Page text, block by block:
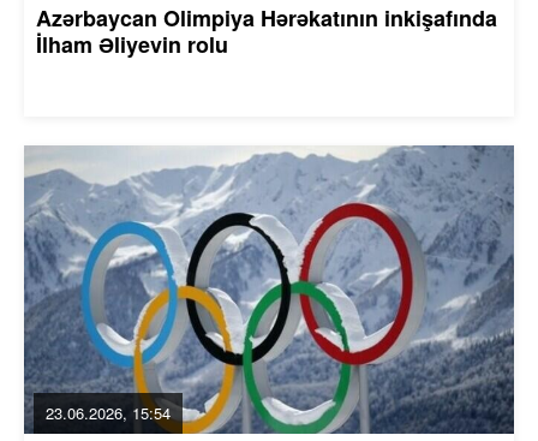
Azərbaycan Olimpiya Hərəkatının inkişafında
İlham Əliyevin rolu
23.06.2026, 15:54